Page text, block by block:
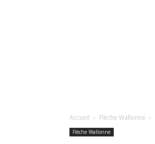
Accueil Flèche Wallonne
Flèche Wallonne